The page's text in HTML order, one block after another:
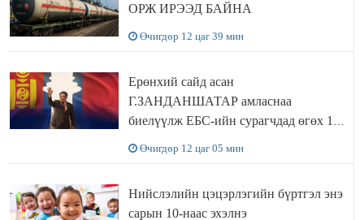
ОРЖ ИРЭЭД БАЙНА
Өчигдөр 12 цаг 39 мин
Ерөнхий сайд асан
Г.ЗАНДАНШАТАР амласнаа
биелүүлж ЕБС-ийн сурагчдад өгөх 10.
Өчигдөр 12 цаг 05 мин
Нийслэлийн цэцэрлэгийн бүртгэл энэ
сарын 10-наас эхэлнэ